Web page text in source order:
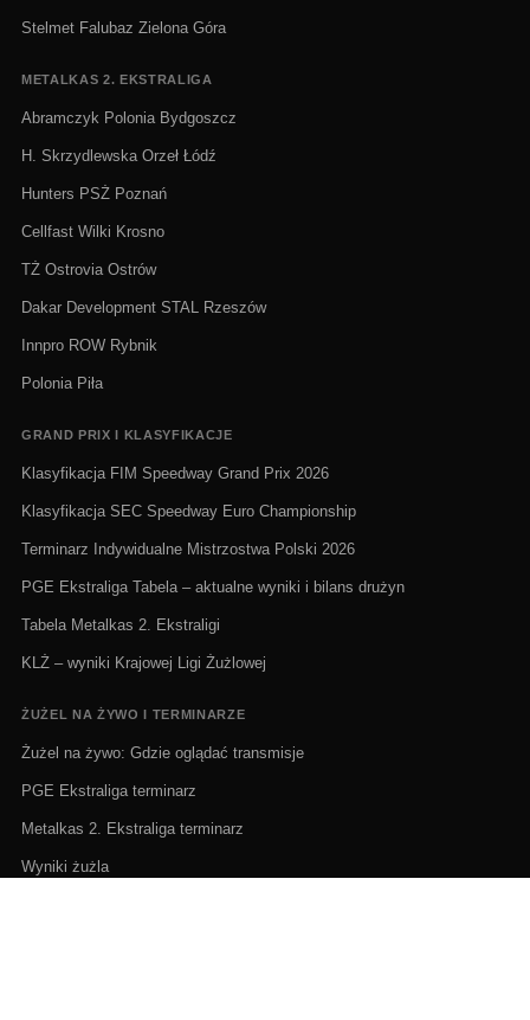
Stelmet Falubaz Zielona Góra
METALKAS 2. EKSTRALIGA
Abramczyk Polonia Bydgoszcz
H. Skrzydlewska Orzeł Łódź
Hunters PSŻ Poznań
Cellfast Wilki Krosno
TŻ Ostrovia Ostrów
Dakar Development STAL Rzeszów
Innpro ROW Rybnik
Polonia Piła
GRAND PRIX I KLASYFIKACJE
Klasyfikacja FIM Speedway Grand Prix 2026
Klasyfikacja SEC Speedway Euro Championship
Terminarz Indywidualne Mistrzostwa Polski 2026
PGE Ekstraliga Tabela – aktualne wyniki i bilans drużyn
Tabela Metalkas 2. Ekstraligi
KLŻ – wyniki Krajowej Ligi Żużlowej
ŻUŻEL NA ŻYWO I TERMINARZE
Żużel na żywo: Gdzie oglądać transmisje
PGE Ekstraliga terminarz
Metalkas 2. Ekstraliga terminarz
Wyniki żużla